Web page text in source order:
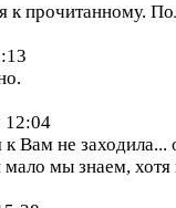
к прочитанному.
12:04
Вам не
мало мы знаем,